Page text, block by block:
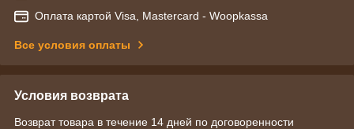
Оплата картой Visa, Mastercard - Woopkassa
Все условия оплаты
Условия возврата
Возврат товара в течение 14 дней по договоренности